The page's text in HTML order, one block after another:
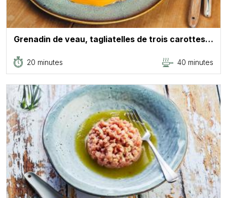
Grenadin de veau, tagliatelles de trois carottes…
20 minutes 40 minutes